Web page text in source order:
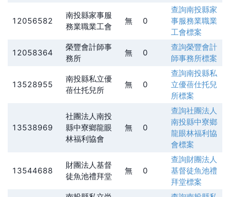
12056582
南投縣家事服
務業職業工會
無 0
查詢南投縣家
事服務業職業
工會標案
12058364
榮豐會計師事
務所
無 0
查詢榮豐會計
師事務所標案
13528955
南投縣私立優
蓓仕托兒所
無 0
查詢南投縣私
立優蓓仕托兒
所標案
13538969
社團法人南投
縣中寮鄉龍眼
林福利協會
無 0
查詢社團法人
南投縣中寮鄉
龍眼林福利協
會標案
13544688
財團法人基督
徒魚池禮拜堂
無 0
查詢財團法人
基督徒魚池禮
拜堂標案